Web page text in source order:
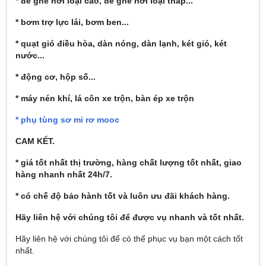
* bơm trợ lực lái, bơm ben...
* quạt gió điều hòa, dàn nóng, dàn lạnh, két gió, két
nước...
* động cơ, hộp số...
* máy nén khí, lá côn xe trộn, bàn ép xe trộn
* phụ tùng sơ mi rơ mooc
CAM KẾT.
* giá tốt nhất thị trường, hàng chất lượng tốt nhất, giao
hàng nhanh nhất 24h/7.
* có chế độ bảo hành tốt và luôn ưu đãi khách hàng.
Hãy liên hệ với chúng tôi để được vụ nhanh và tốt nhất.
Hãy liên hệ với chúng tôi để có thể phục vụ bạn một cách tốt
nhất.